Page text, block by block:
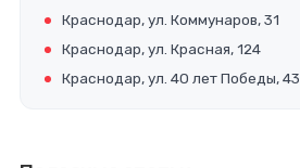
Краснодар, ул. Коммунаров, 31
Краснодар, ул. Красная, 124
Краснодар, ул. 40 лет Победы, 43